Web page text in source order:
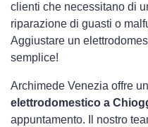
clienti che necessitano di
riparazione di guasti o
Aggiustare un
semplice!
Archimede Venezia offre
elettrodomestico a
appuntamento. Il nostro